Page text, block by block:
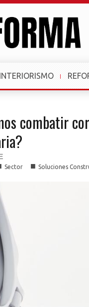
INTERIORISMO
combatir
Sector ■ Soluciones